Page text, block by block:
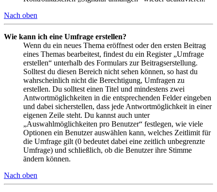
Nach oben
Wie kann ich eine Umfrage erstellen?
Wenn du ein neues Thema eröffnest oder den ersten Beitrag
eines Themas bearbeitest, findest du ein Register „Umfrage
erstellen“ unterhalb des Formulars zur Beitragserstellung.
Solltest du diesen Bereich nicht sehen können, so hast du
wahrscheinlich nicht die Berechtigung, Umfragen zu
erstellen. Du solltest einen Titel und mindestens zwei
Antwortmöglichkeiten in die entsprechenden Felder eingeben
und dabei sicherstellen, dass jede Antwortmöglichkeit in einer
eigenen Zeile steht. Du kannst auch unter
„Auswahlmöglichkeiten pro Benutzer“ festlegen, wie viele
Optionen ein Benutzer auswählen kann, welches Zeitlimit für
die Umfrage gilt (0 bedeutet dabei eine zeitlich unbegrenzte
Umfrage) und schließlich, ob die Benutzer ihre Stimme
ändern können.
Nach oben